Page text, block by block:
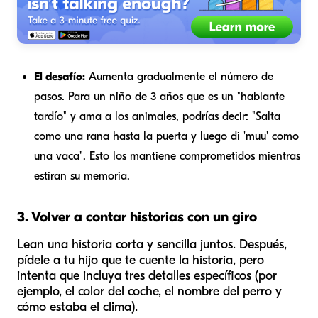
El desafío: Aumenta gradualmente el número de
pasos. Para un niño de 3 años que es un "hablante
tardío" y ama a los animales, podrías decir: "Salta
como una rana hasta la puerta y luego di 'muu' como
una vaca". Esto los mantiene comprometidos mientras
estiran su memoria.
3. Volver a contar historias con un giro
Lean una historia corta y sencilla juntos. Después,
pídele a tu hijo que te cuente la historia, pero
intenta que incluya tres detalles específicos (por
ejemplo, el color del coche, el nombre del perro y
cómo estaba el clima).